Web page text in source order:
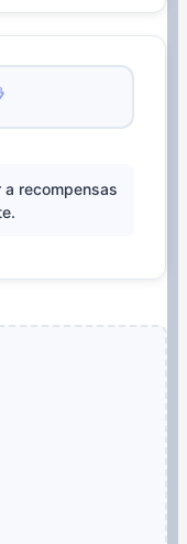
recompensas